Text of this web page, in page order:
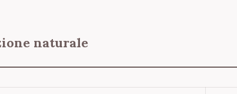
naturale